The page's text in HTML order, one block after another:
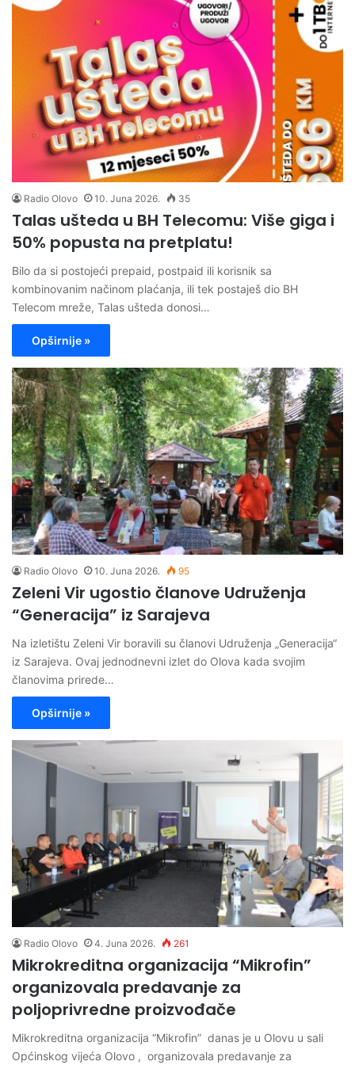
Radio Olovo 10. Juna 2026. 35
Talas ušteda u BH Telecomu: Više giga i
50% popusta na pretplatu!
Bilo da si postojeći prepaid, postpaid ili korisnik sa
kombinovanim načinom plaćanja, ili tek postaješ dio BH
Telecom mreže, Talas ušteda donosi…
Opširnije »
Radio Olovo 10. Juna 2026. 95
Zeleni Vir ugostio članove Udruženja
“Generacija” iz Sarajeva
Na izletištu Zeleni Vir boravili su članovi Udruženja „Generacija“
iz Sarajeva. Ovaj jednodnevni izlet do Olova kada svojim
članovima prirede…
Opširnije »
Radio Olovo 4. Juna 2026. 261
Mikrokreditna organizacija “Mikrofin”
organizovala predavanje za
poljoprivredne proizvođače
Mikrokreditna organizacija “Mikrofin” danas je u Olovu u sali
Općinskog vijeća Olovo , organizovala predavanje za